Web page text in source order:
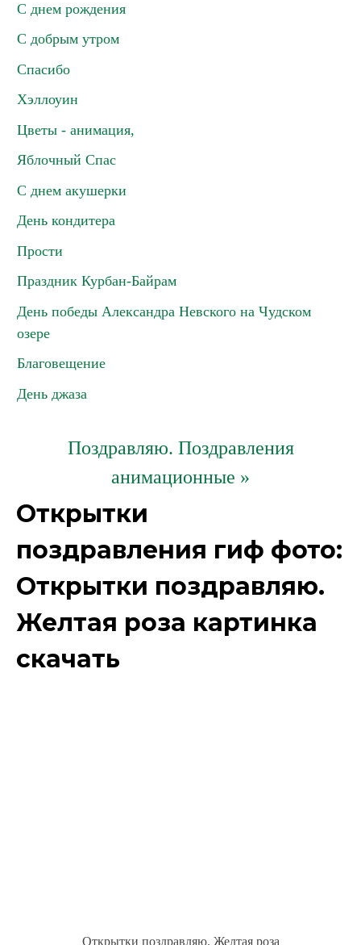
С днем рождения
С добрым утром
Спасибо
Хэллоуин
Цветы - анимация,
Яблочный Спас
С днем акушерки
День кондитера
Прости
Праздник Курбан-Байрам
День победы Александра Невского на Чудском
озере
Благовещение
День джаза
Поздравляю. Поздравления
анимационные »
Открытки
поздравления гиф фото:
Открытки поздравляю.
Желтая роза картинка
скачать
Открытки поздравляю. Желтая роза